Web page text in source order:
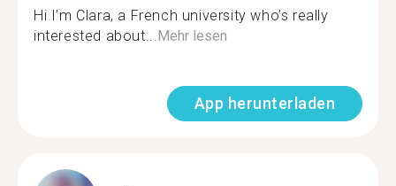
Hi I’m Clara, a French university who’s really
interested about...Mehr lesen
App herunterladen